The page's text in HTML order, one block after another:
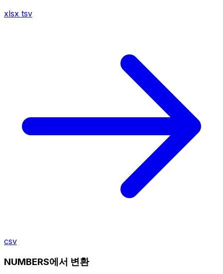
xlsx tsv
csv
NUMBERS에서 변환